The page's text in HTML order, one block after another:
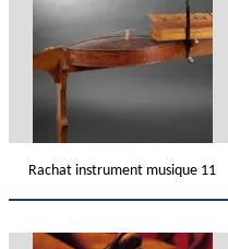
Rachat instrument musique 11